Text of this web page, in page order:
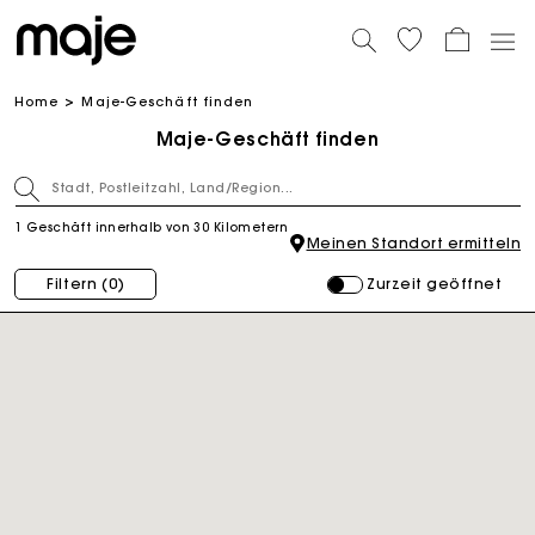
Home Maje-Geschäft finden
Maje-Geschäft finden
1 Geschäft innerhalb von 30 Kilometern
Meinen Standort ermitteln
Filtern(0) Zurzeit geöffnet